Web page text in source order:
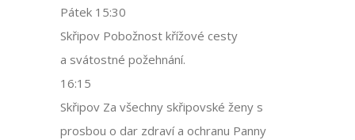
Pátek 15:30
Skřipov Pobožnost křížové cesty
a svátostné požehnání.
16:15
Skřipov Za všechny skřipovské ženy s
prosbou o dar zdraví a ochranu Panny